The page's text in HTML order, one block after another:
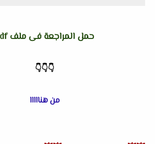
حمل المراجعة فى ملف pdf
👇
👇
👇
من هنااااا